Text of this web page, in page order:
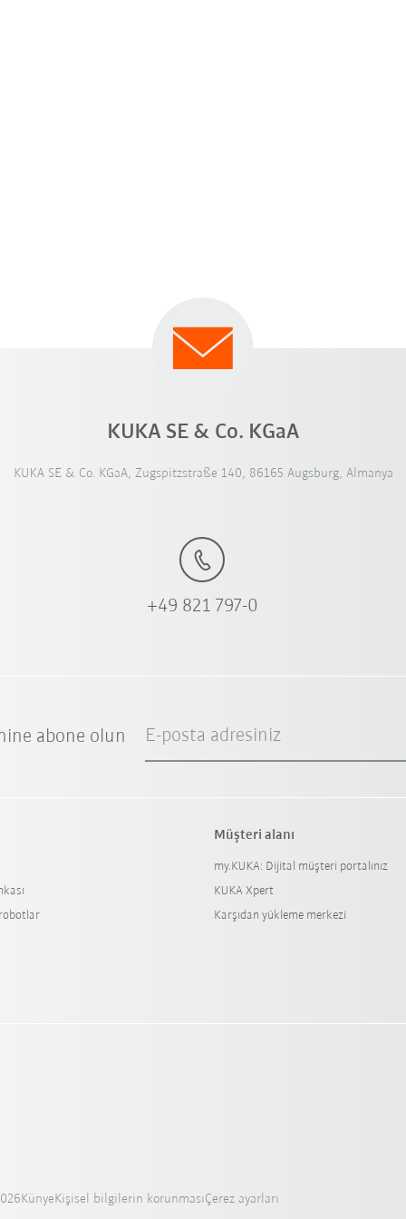
KUKA SE & Co. KGaA
KUKA SE & Co. KGaA, Zugspitzstraße 140, 86165 Augsburg, Almanya
+49 821 797-0
abone olun E-posta adresiniz
Müşteri alanı
my.KUKA: Dijital müşteri portalınız
KUKA Xpert
Karşıdan yükleme merkezi
Künye Kişisel bilgilerin korunmasıÇerez ayarları